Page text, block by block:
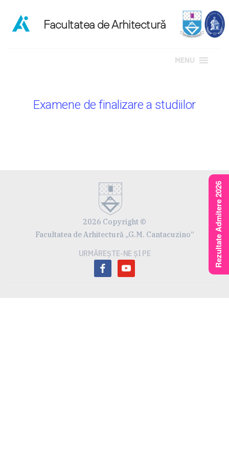
MENU
Examene de finalizare a studiilor
2026 Copyright ©
Facultatea de Arhitectură „G.M. Cantacuzino”
URMĂREȘTE-NE ȘI PE
facebookyoutube Rezultate Admitere 2026